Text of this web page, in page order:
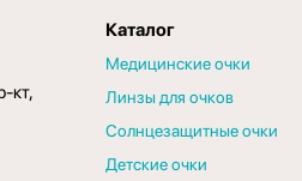
кт,
Каталог
Медицинские очки
Линзы для очков
Солнцезащитные очки
Детские очки